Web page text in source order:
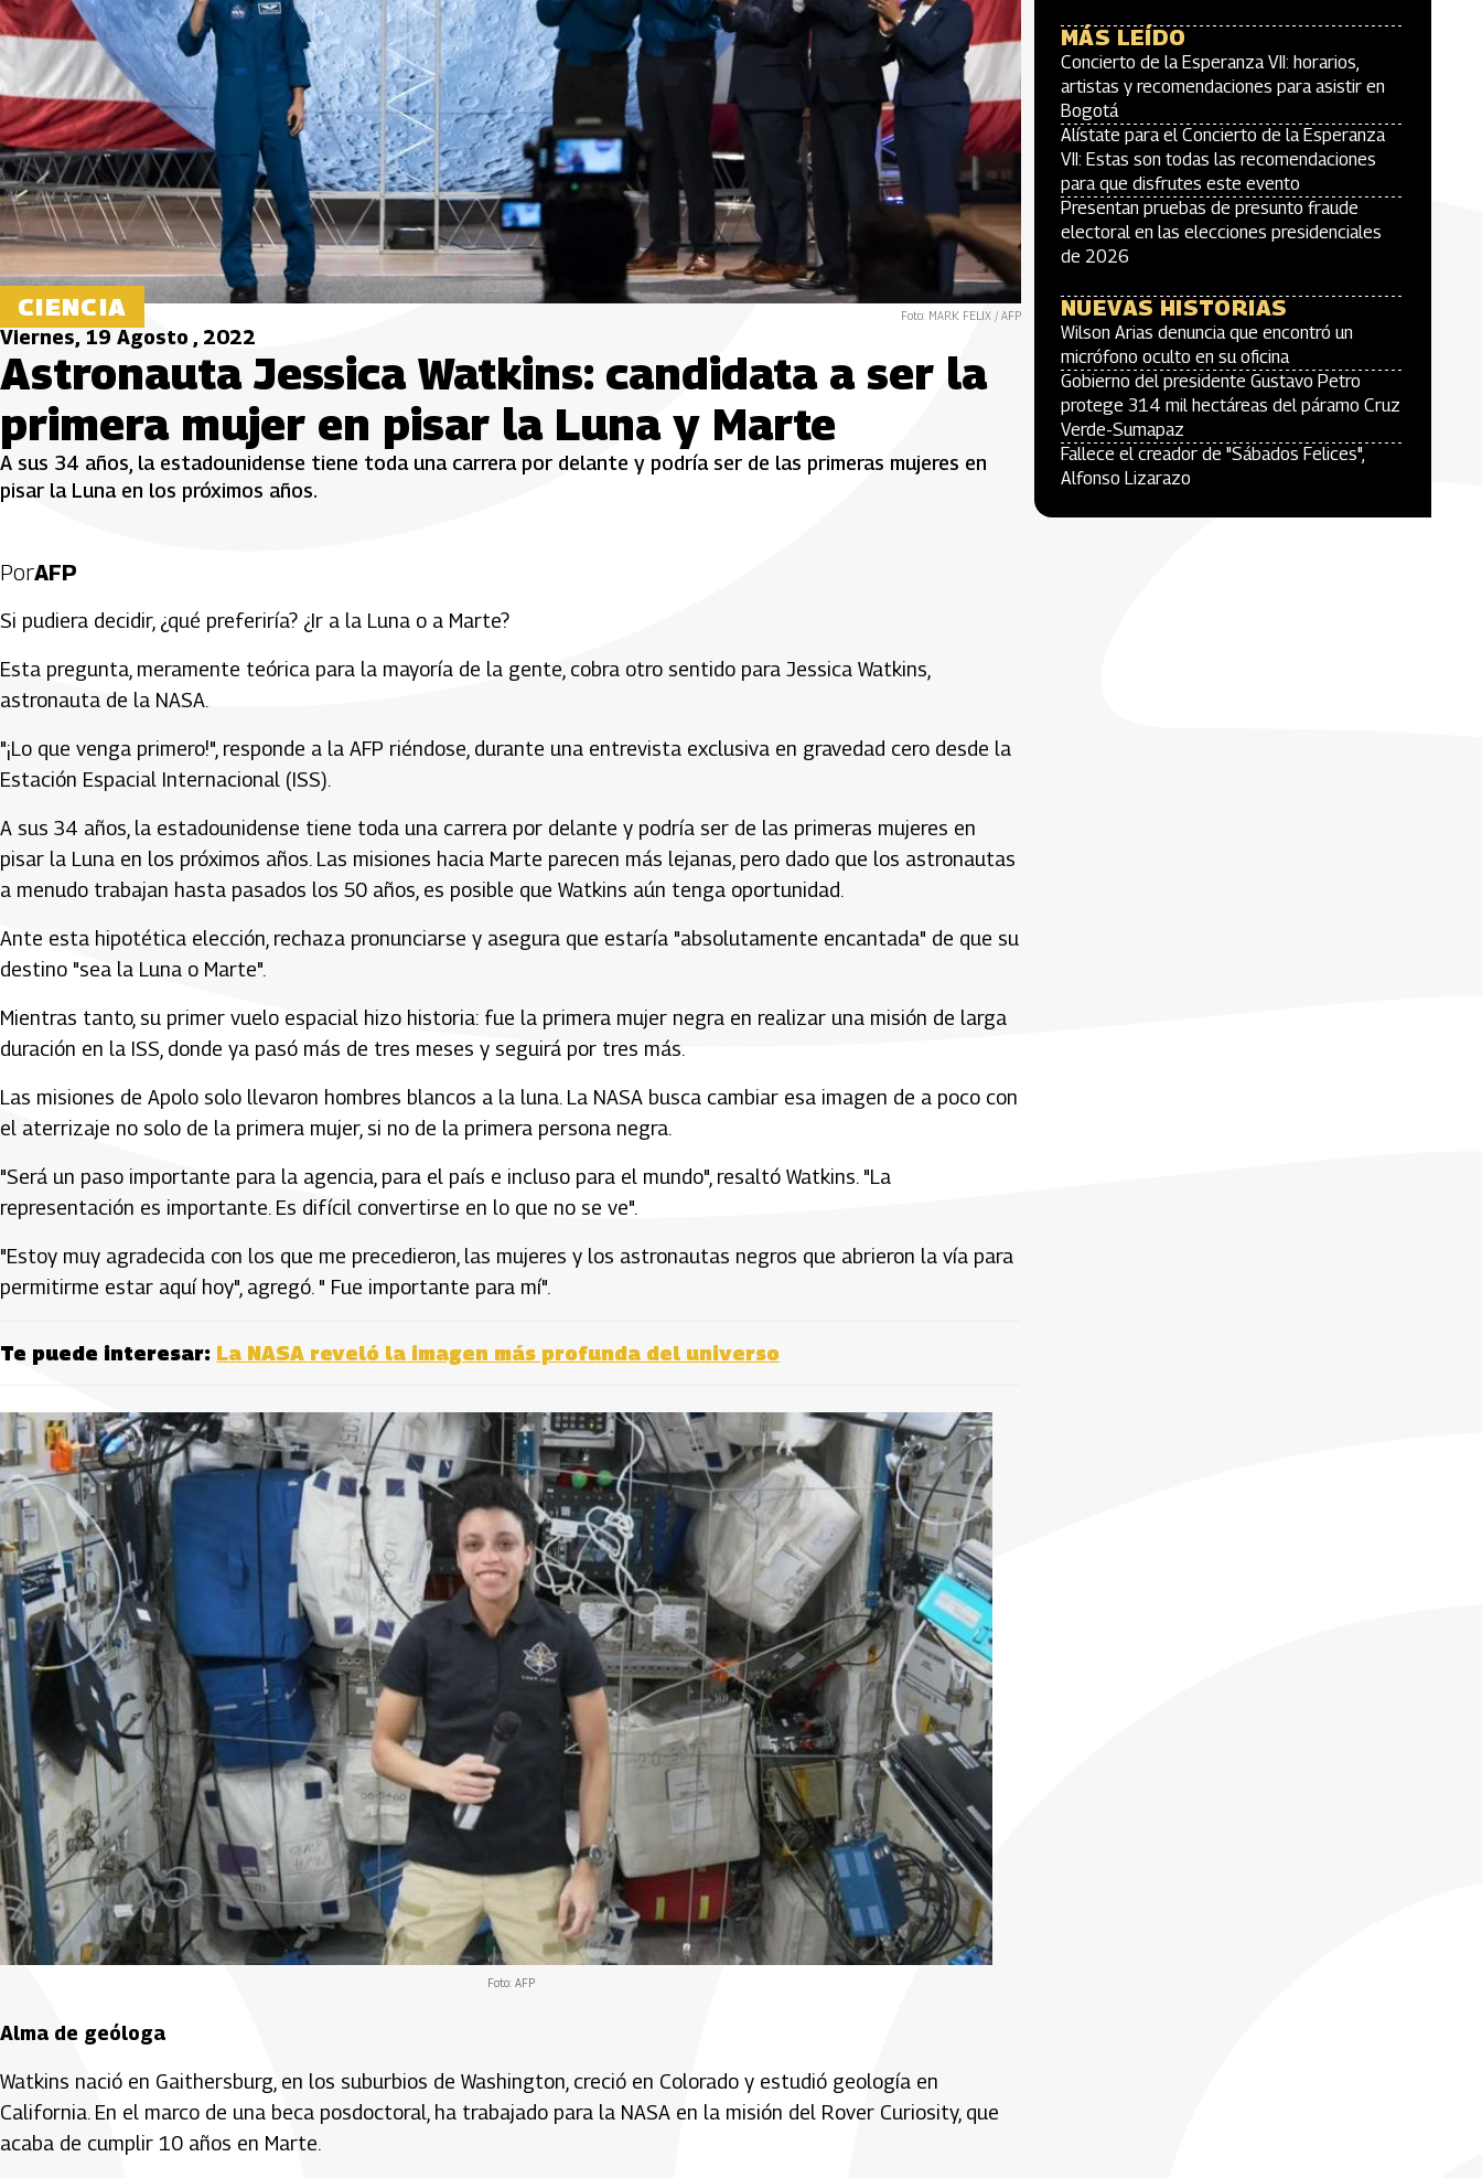
CIENCIA Foto: MARK FELIX / AFP
Viernes, 19 Agosto , 2022
Astronauta Jessica Watkins: candidata a ser la
primera mujer en pisar la Luna y Marte
A sus 34 años, la estadounidense tiene toda una carrera por delante y podría ser de las primeras mujeres en
pisar la Luna en los próximos años.
PorAFP
Si pudiera decidir, ¿qué preferiría? ¿Ir a la Luna o a Marte?
Esta pregunta, meramente teórica para la mayoría de la gente, cobra otro sentido para Jessica Watkins,
astronauta de la NASA.
"¡Lo que venga primero!", responde a la AFP riéndose, durante una entrevista exclusiva en gravedad cero desde la
Estación Espacial Internacional (ISS).
A sus 34 años, la estadounidense tiene toda una carrera por delante y podría ser de las primeras mujeres en
pisar la Luna en los próximos años. Las misiones hacia Marte parecen más lejanas, pero dado que los astronautas
a menudo trabajan hasta pasados los 50 años, es posible que Watkins aún tenga oportunidad.
Ante esta hipotética elección, rechaza pronunciarse y asegura que estaría "absolutamente encantada" de que su
destino "sea la Luna o Marte".
Mientras tanto, su primer vuelo espacial hizo historia: fue la primera mujer negra en realizar una misión de larga
duración en la ISS, donde ya pasó más de tres meses y seguirá por tres más.
Las misiones de Apolo solo llevaron hombres blancos a la luna. La NASA busca cambiar esa imagen de a poco con
el aterrizaje no solo de la primera mujer, si no de la primera persona negra.
"Será un paso importante para la agencia, para el país e incluso para el mundo", resaltó Watkins. "La
representación es importante. Es difícil convertirse en lo que no se ve".
"Estoy muy agradecida con los que me precedieron, las mujeres y los astronautas negros que abrieron la vía para
permitirme estar aquí hoy", agregó. " Fue importante para mí".
Te puede interesar: La NASA reveló la imagen más profunda del universo
Foto: AFP
Alma de geóloga
Watkins nació en Gaithersburg, en los suburbios de Washington, creció en Colorado y estudió geología en
California. En el marco de una beca posdoctoral, ha trabajado para la NASA en la misión del Rover Curiosity, que
acaba de cumplir 10 años en Marte.
MÁS LEÍDO
Concierto de la Esperanza VII: horarios,
artistas y recomendaciones para asistir en
Bogotá
Alístate para el Concierto de la Esperanza
VII: Estas son todas las recomendaciones
para que disfrutes este evento
Presentan pruebas de presunto fraude
electoral en las elecciones presidenciales
de 2026
NUEVAS HISTORIAS
Wilson Arias denuncia que encontró un
micrófono oculto en su oficina
Gobierno del presidente Gustavo Petro
protege 314 mil hectáreas del páramo Cruz
Verde-Sumapaz
Fallece el creador de "Sábados Felices",
Alfonso Lizarazo